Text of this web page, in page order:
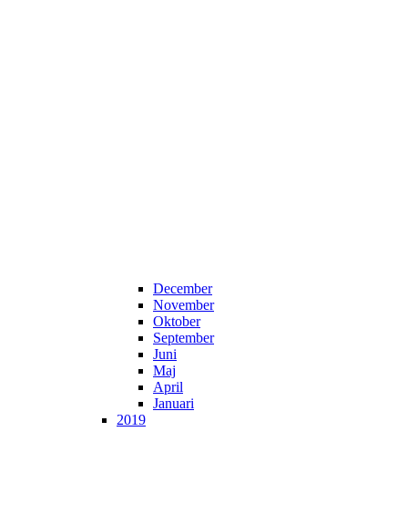
December
November
Oktober
September
Juni
Maj
April
Januari
2019